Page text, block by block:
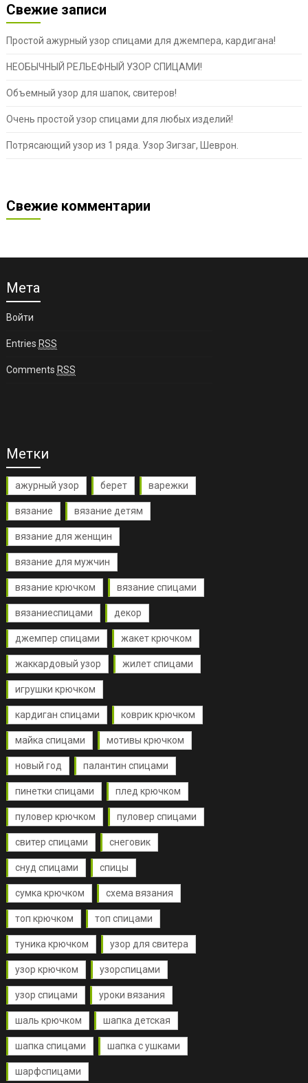
Свежие записи
Простой ажурный узор спицами для джемпера, кардигана!
НЕОБЫЧНЫЙ РЕЛЬЕФНЫЙ УЗОР СПИЦАМИ!
Объемный узор для шапок, свитеров!
Очень простой узор спицами для любых изделий!
Потрясающий узор из 1 ряда. Узор Зигзаг, Шеврон.
Свежие комментарии
Мета
Войти
Entries RSS
Comments RSS
Метки
ажурный узор берет варежки
вязание вязание детям
вязание для женщин
вязание для мужчин
вязание крючком вязание спицами
вязаниеспицами декор
джемпер спицами жакет крючком
жаккардовый узор жилет спицами
игрушки крючком
кардиган спицами коврик крючком
майка спицами мотивы крючком
новый год палантин спицами
пинетки спицами плед крючком
пуловер крючком пуловер спицами
свитер спицами снеговик
снуд спицами спицы
сумка крючком схема вязания
топ крючком топ спицами
туника крючком узор для свитера
узор крючком узорспицами
узор спицами уроки вязания
шаль крючком шапка детская
шапка спицами шапка с ушками
шарфспицами